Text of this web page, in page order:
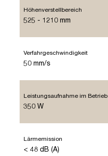
Höhenverstellbereich
525 - 1210 mm
Verfahrgeschwindigkeit
50 mm/s
Leistungsaufnahme im Betrieb
350 W
Lärmemission
< 48 dB (A)